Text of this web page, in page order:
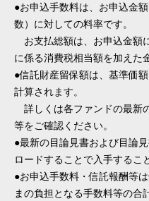
●お申込手数料は、お申込金
数）に対しての料率です。
お支払総額は、お申込金額
に係る消費税相当額を加えた
●信託財産留保額は、基準価
計算されます。
詳しくは各ファンドの最新
等をご確認ください。
●最新の目論見書および目論
ロードすることで入手するこ
●お申込手数料・信託報酬等
まの負担となる手数料等の合